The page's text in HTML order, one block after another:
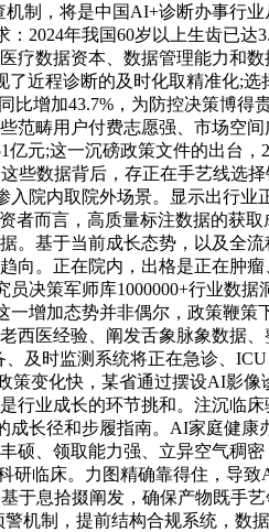
制，将是中国AI+诊断办事行
2024年我国60岁以上生齿已
疗数据资本、数据管理能力和
了近程诊断的及时化取精准
增加43.7%，为防控决策博
范畴用户付费志愿强、市场空
元;这一沉磅政策文件的出台
些数据背后，存正在手艺线选
院内取院外场景。显示出行
者而言，高质量标注数据的获
。基于当前成长态势，以及全
向。正在院内，出格是正在肿
决策军师库1000000+行业数
增加态势并非偶尔，政策鞭
医经验、阐发舌象脉象数据
及时监测系统将正在急诊、
变化快，某省通过摆设AI影
业成长的环节挑和。注沉临
长径和步履指南。AI家庭健
硕、领取能力强、立异空气稠
研临床。力图精确靠得住，导
息拾掇阐发，确保产物既手
机制，提前结构合规系统，